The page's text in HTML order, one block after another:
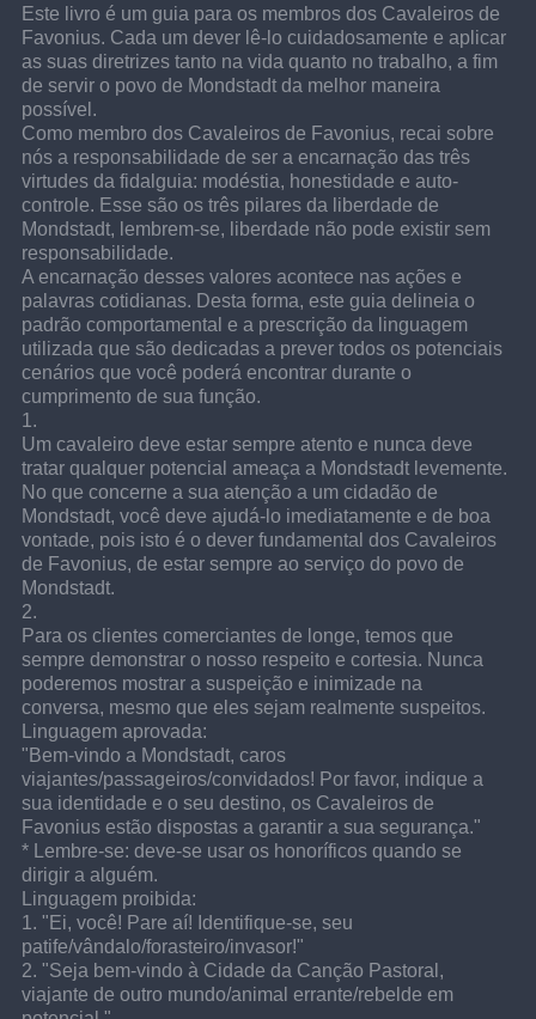
Este livro é um guia para os membros dos Cavaleiros de
Favonius. Cada um dever lê-lo cuidadosamente e aplicar
as suas diretrizes tanto na vida quanto no trabalho, a fim
de servir o povo de Mondstadt da melhor maneira
possível.
Como membro dos Cavaleiros de Favonius, recai sobre
nós a responsabilidade de ser a encarnação das três
virtudes da fidalguia: modéstia, honestidade e auto-
controle. Esse são os três pilares da liberdade de
Mondstadt, lembrem-se, liberdade não pode existir sem
responsabilidade.
A encarnação desses valores acontece nas ações e
palavras cotidianas. Desta forma, este guia delineia o
padrão comportamental e a prescrição da linguagem
utilizada que são dedicadas a prever todos os potenciais
cenários que você poderá encontrar durante o
cumprimento de sua função.
1.
Um cavaleiro deve estar sempre atento e nunca deve
tratar qualquer potencial ameaça a Mondstadt levemente.
No que concerne a sua atenção a um cidadão de
Mondstadt, você deve ajudá-lo imediatamente e de boa
vontade, pois isto é o dever fundamental dos Cavaleiros
de Favonius, de estar sempre ao serviço do povo de
Mondstadt.
2.
Para os clientes comerciantes de longe, temos que
sempre demonstrar o nosso respeito e cortesia. Nunca
poderemos mostrar a suspeição e inimizade na
conversa, mesmo que eles sejam realmente suspeitos.
Linguagem aprovada:
"Bem-vindo a Mondstadt, caros
viajantes/passageiros/convidados! Por favor, indique a
sua identidade e o seu destino, os Cavaleiros de
Favonius estão dispostas a garantir a sua segurança."
* Lembre-se: deve-se usar os honoríficos quando se
dirigir a alguém.
Linguagem proibida:
1. "Ei, você! Pare aí! Identifique-se, seu
patife/vândalo/forasteiro/invasor!"
2. "Seja bem-vindo à Cidade da Canção Pastoral,
viajante de outro mundo/animal errante/rebelde em